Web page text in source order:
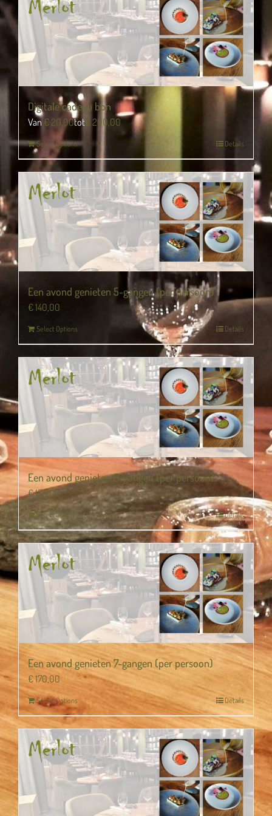
Digitale cadeau bon
Van€20,00tot€ 200,00
Select Options Details
Een avond genieten 5-gangen (per persoon)
€140,00
Select Options Details
Een avond genieten 6-gangen (per persoon)
€155,00
Select Options Details
Een avond genieten 7-gangen (per persoon)
€170,00
Select Options Details